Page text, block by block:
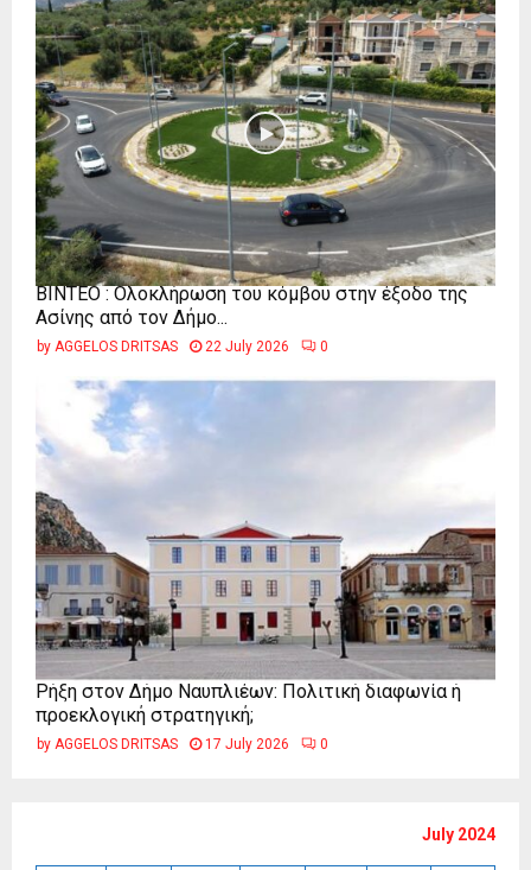
ΒΙΝΤΕΟ : Ολοκλήρωση του κόμβου στην έξοδο της
Ασίνης από τον Δήμο...
by AGGELOS DRITSAS 22 July 2026 0
Ρήξη στον Δήμο Ναυπλιέων: Πολιτική διαφωνία ή
προεκλογική στρατηγική;
by AGGELOS DRITSAS 17 July 2026 0
July 2024